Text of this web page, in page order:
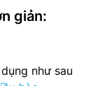
giản:
như sau